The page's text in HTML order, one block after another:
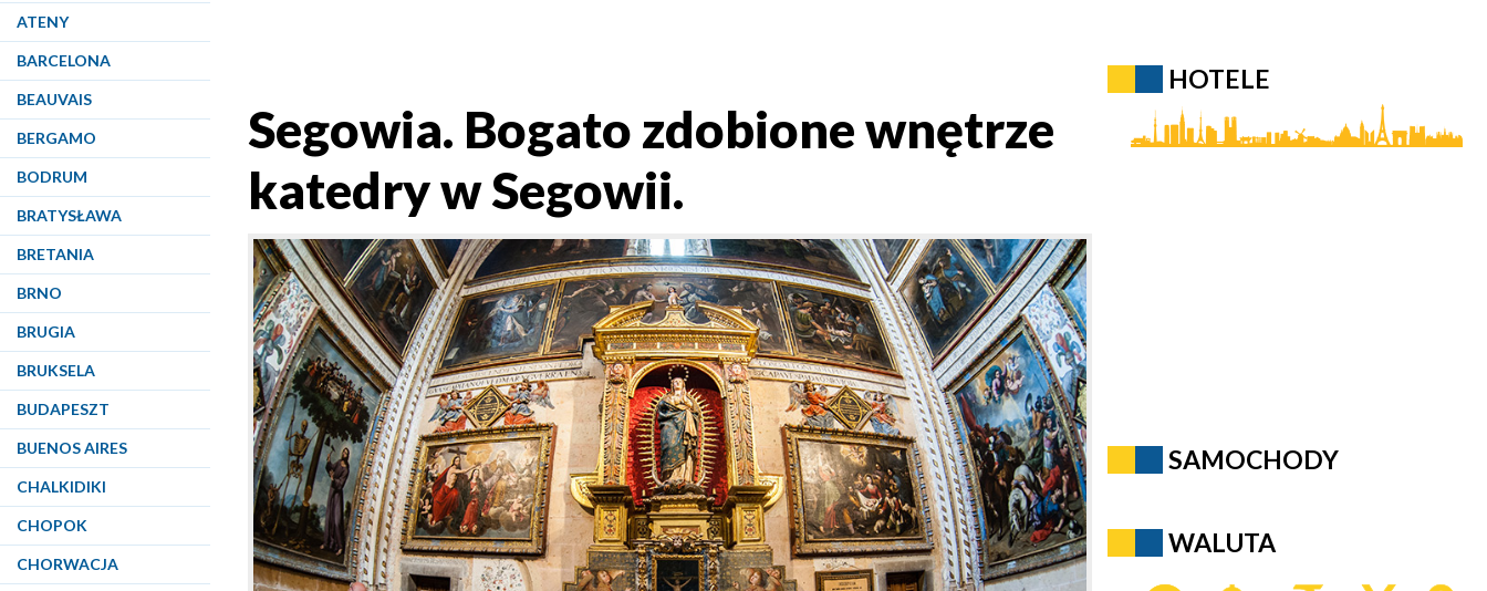
ATENY
BARCELONA
BEAUVAIS
BERGAMO
BODRUM
BRATYSŁAWA
BRETANIA
BRNO
BRUGIA
BRUKSELA
BUDAPESZT
BUENOS AIRES
CHALKIDIKI
CHOPOK
CHORWACJA
Segowia. Bogato zdobione wnętrze
katedry w Segowii.
HOTELE
SAMOCHODY
WALUTA